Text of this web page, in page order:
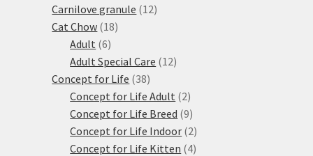
produkty
Carnilove granule 1212
Cat Chow 1818
Adult 66
produktů
Adult Special Care 1212
Concept for Life 3838
produktů
Concept for Life Adult 22
produkty
Concept for Life Breed 99
produktů
Concept for Life Indoor 22
produkty
Concept for Life Kitten 44